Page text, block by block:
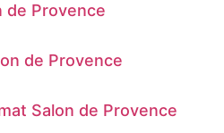
de Provence
de Provence
Salon de Provence